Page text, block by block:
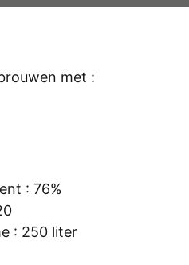
met :
: 76%
: 250 liter